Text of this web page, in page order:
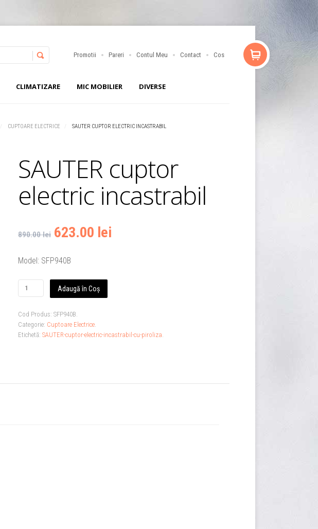
Promotii Pareri Contul Meu Contact Cos
CLIMATIZARE MIC MOBILIER DIVERSE
CUPTOARE ELECTRICE SAUTER CUPTOR ELECTRIC INCASTRABIL
SAUTER cuptor
electric incastrabil
890.00 lei 623.00 lei
Model: SFP940B
Adaugă în Coș
Cod Produs: SFP940B.
Categorie: Cuptoare Electrice.
Etichetă: SAUTER-cuptor-electric-incastrabil-cu-piroliza.